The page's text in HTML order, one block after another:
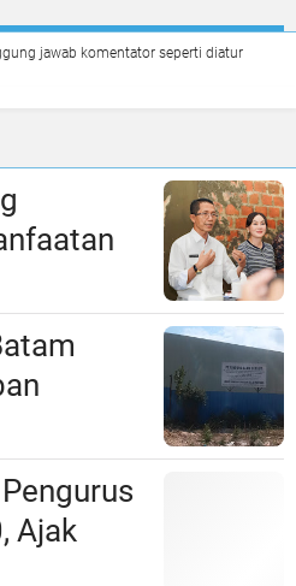
jawab komentator seperti diatur
ke
di
Ajak
dan